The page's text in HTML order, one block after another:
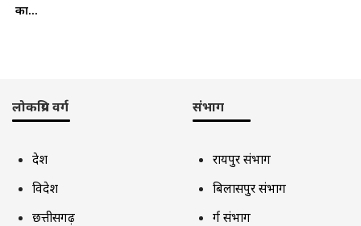
का...
लोकप्रिय वर्ग
देश
विदेश
छत्तीसगढ़
संभाग
रायपुर संभाग
बिलासपुर संभाग
दुर्ग संभाग